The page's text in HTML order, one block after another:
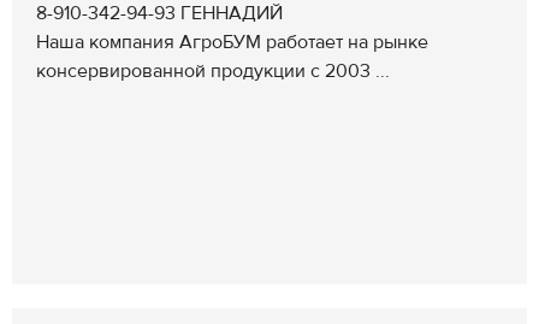
8-910-342-94-93 ГЕННАДИЙ
Наша компания АгроБУМ работает на рынке
консервированной продукции с 2003 ...